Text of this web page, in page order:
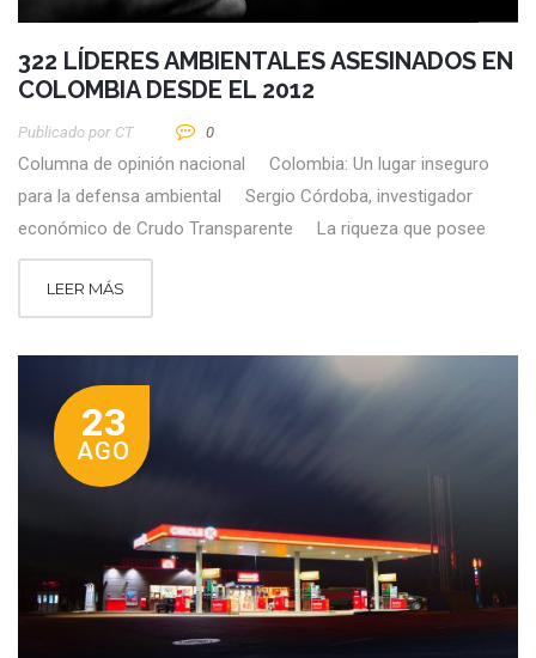
322 LÍDERES AMBIENTALES ASESINADOS EN
COLOMBIA DESDE EL 2012
Publicado por CT 0
Columna de opinión nacional Colombia: Un lugar inseguro
para la defensa ambiental Sergio Córdoba, investigador
económico de Crudo Transparente La riqueza que posee
LEER MÁS
23
AGO